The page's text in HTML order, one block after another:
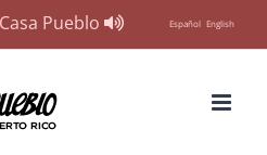
Pueblo Español English